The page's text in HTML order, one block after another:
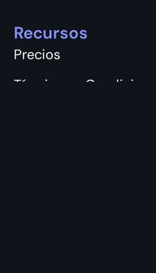
Recursos
Precios
Términos y Condiciones